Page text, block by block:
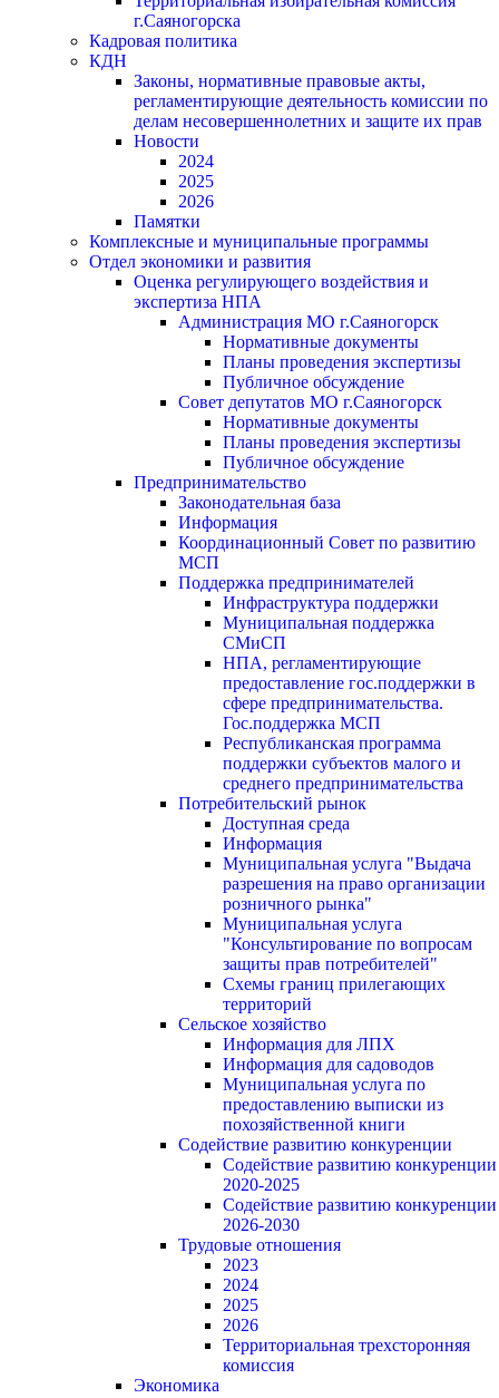
г.Саяногорска
Кадровая политика
КДН
Законы, нормативные правовые акты,
регламентирующие деятельность комиссии по
делам несовершеннолетних и защите их прав
Новости
2024
2025
2026
Памятки
Комплексные и муниципальные программы
Отдел экономики и развития
Оценка регулирующего воздействия и
экспертиза НПА
Администрация МО г.Саяногорск
Нормативные документы
Планы проведения экспертизы
Публичное обсуждение
Совет депутатов МО г.Саяногорск
Нормативные документы
Планы проведения экспертизы
Публичное обсуждение
Предпринимательство
Законодательная база
Информация
Координационный Совет по развитию
МСП
Поддержка предпринимателей
Инфраструктура поддержки
Муниципальная поддержка
СМиСП
НПА, регламентирующие
предоставление гос.поддержки в
сфере предпринимательства.
Гос.поддержка МСП
Республиканская программа
поддержки субъектов малого и
среднего предпринимательства
Потребительский рынок
Доступная среда
Информация
Муниципальная услуга "Выдача
разрешения на право организации
розничного рынка"
Муниципальная услуга
"Консультирование по вопросам
защиты прав потребителей"
Схемы границ прилегающих
территорий
Сельское хозяйство
Информация для ЛПХ
Информация для садоводов
Муниципальная услуга по
предоставлению выписки из
похозяйственной книги
Содействие развитию конкуренции
Содействие развитию конкуренции
2020-2025
Содействие развитию конкуренции
2026-2030
Трудовые отношения
2023
2024
2025
2026
Территориальная трехсторонняя
комиссия
Экономика